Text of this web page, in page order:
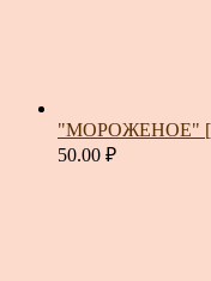
"МОРОЖЕНОЕ"
50.00 ₽